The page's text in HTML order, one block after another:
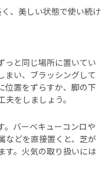
、美しい状態で使い続け
っと同じ場所に置いてい
まい、ブラッシングして
位置をずらすか、脚の下
をしましょう。
。バーベキューコンロや
などを直接置くと、芝が
す。火気の取り扱いには